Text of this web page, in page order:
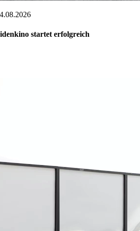
startet erfolgreich